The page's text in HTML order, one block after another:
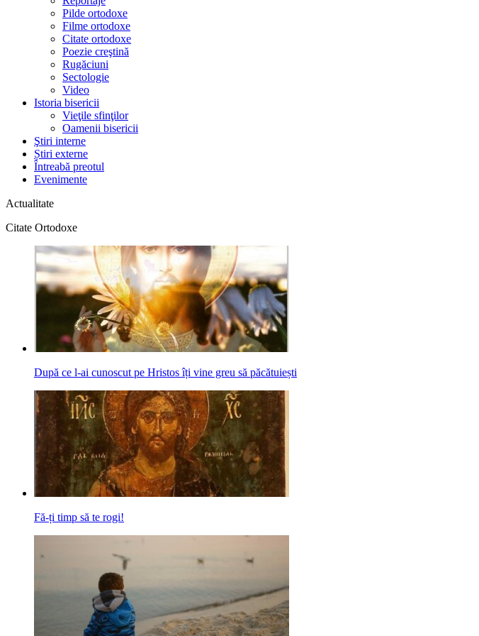
Pilde ortodoxe
Filme ortodoxe
Citate ortodoxe
Poezie creştină
Rugăciuni
Sectologie
Video
Istoria bisericii
Vieţile sfinţilor
Oamenii bisericii
Ştiri interne
Știri externe
Întreabă preotul
Evenimente
Actualitate
Citate Ortodoxe
După ce l-ai cunoscut pe Hristos îți vine greu să păcătuiești
Fă-ți timp să te rogi!